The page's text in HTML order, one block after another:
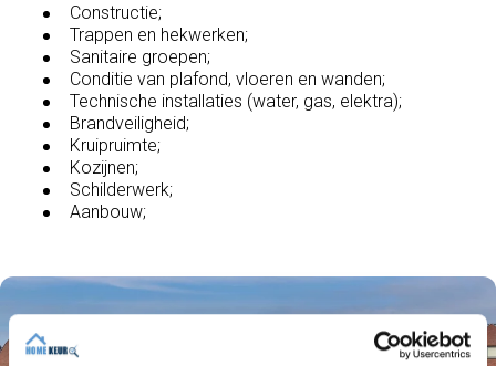
Constructie;
Trappen en hekwerken;
Sanitaire groepen;
Conditie van plafond, vloeren en wanden;
Technische installaties (water, gas, elektra);
Brandveiligheid;
Kruipruimte;
Kozijnen;
Schilderwerk;
Aanbouw;